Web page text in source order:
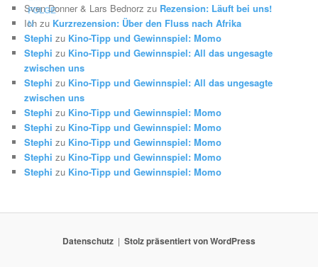
Sven Donner & Lars Bednorz zu Rezension: Läuft bei uns!
Ich zu Kurzrezension: Über den Fluss nach Afrika
Stephi zu Kino-Tipp und Gewinnspiel: Momo
Stephi zu Kino-Tipp und Gewinnspiel: All das ungesagte
zwischen uns
Stephi zu Kino-Tipp und Gewinnspiel: All das ungesagte
zwischen uns
Stephi zu Kino-Tipp und Gewinnspiel: Momo
Stephi zu Kino-Tipp und Gewinnspiel: Momo
Stephi zu Kino-Tipp und Gewinnspiel: Momo
Stephi zu Kino-Tipp und Gewinnspiel: Momo
Stephi zu Kino-Tipp und Gewinnspiel: Momo
Datenschutz Stolz präsentiert von WordPress